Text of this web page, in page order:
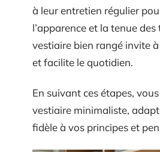
à leur entretien régulier
l’apparence et la tenue des
vestiaire bien rangé invite
et facilite le quotidien.
En suivant ces étapes,
vestiaire minimaliste,
fidèle à vos principes et